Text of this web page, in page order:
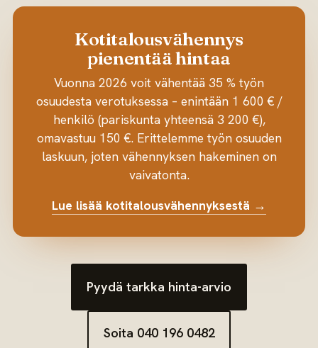
Kotitalousvähennys
pienentää hintaa
Vuonna 2026 voit vähentää 35 % työn
osuudesta verotuksessa – enintään 1 600 € /
henkilö (pariskunta yhteensä 3 200 €),
omavastuu 150 €. Erittelemme työn osuuden
laskuun, joten vähennyksen hakeminen on
vaivatonta.
Lue lisää kotitalousvähennyksestä →
Pyydä tarkka hinta-arvio
Soita 040 196 0482